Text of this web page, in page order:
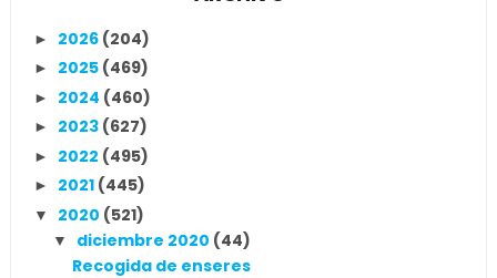
► 2026 (204)
► 2025 (469)
► 2024 (460)
► 2023 (627)
► 2022 (495)
► 2021 (445)
▼ 2020 (521)
▼ diciembre 2020 (44)
Recogida de enseres